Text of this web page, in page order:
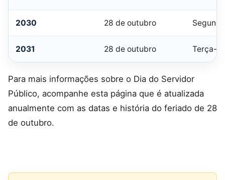
2030 28 de outubro
2031 28 de outubro Terça-
Para mais informações sobre o Dia do Servidor
Público, acompanhe esta página que é atualizada
anualmente com as datas e história do feriado de 28
de outubro.